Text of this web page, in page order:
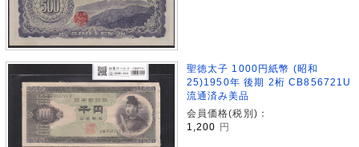
聖徳太子 1000円紙幣 (昭和
25)1950年 後期 2桁 CB856721U
流通済み美品
会員価格(税別)：
1,200
円